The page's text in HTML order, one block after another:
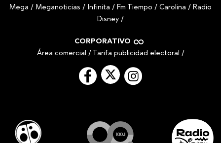
Mega / Meganoticias / Infinita / Fm Tiempo / Carolina / Radio
Disney /
CORPORATIVO
Área comercial / Tarifa publicidad electoral /